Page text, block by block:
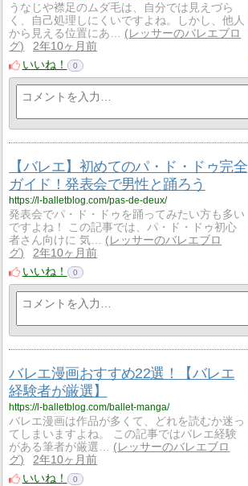
うなじや襟足のムダ毛は、自分では見えづら
く、自己処理しにくいですよね。しかし、他人
から見える位置にあ…
レッサーのバレエブロ
グ
2年10ヶ月前
いいね！
0
【バレエ】初めてのパ・ド・ドゥ完全
ガイド！発表会で男性と踊ろう
https://l-balletblog.com/pas-de-deux/
発表会でパ・ド・ドゥを踊ってみたい方も多い
ですよね！ この記事では、パ・ド・ドゥ初心
者さん向けに 気…
レッサーのバレエブロ
グ
2年10ヶ月前
いいね！
0
バレエ漫画おすすめ22選！【バレエ
経験者が厳選】
https://l-balletblog.com/ballet-manga/
バレエ漫画は作品が多くて、どれを読むか迷っ
てしまいますよね。 この記事ではバレエ経験
がある筆者が厳選…
レッサーのバレエブロ
グ
2年10ヶ月前
いいね！
0